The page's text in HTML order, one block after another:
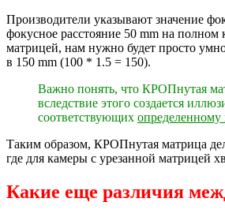
Производители указывают значение
фокусное расстояние 50 mm на полном
матрицей, нам нужно будет просто
в 150 mm (100 * 1.5 = 150).
Важно понять, что КРОПнутая
вследствие этого создается
соответствующих определенному
Таким образом, КРОПнутая матрица
где для камеры с урезанной матрицей
Какие еще различия